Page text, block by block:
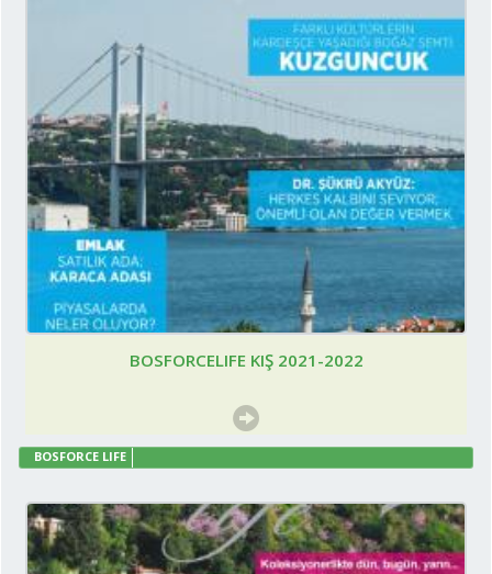
BOSFORCELIFE KIŞ 2021-2022
BOSFORCE LIFE